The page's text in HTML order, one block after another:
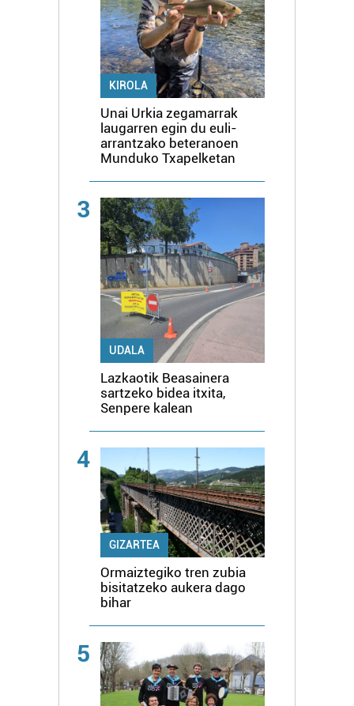
KIROLA
Unai Urkia zegamarrak
laugarren egin du euli-
arrantzako beteranoen
Munduko Txapelketan
3
UDALA
Lazkaotik Beasainera
sartzeko bidea itxita,
Senpere kalean
4
GIZARTEA
Ormaiztegiko tren zubia
bisitatzeko aukera dago
bihar
5